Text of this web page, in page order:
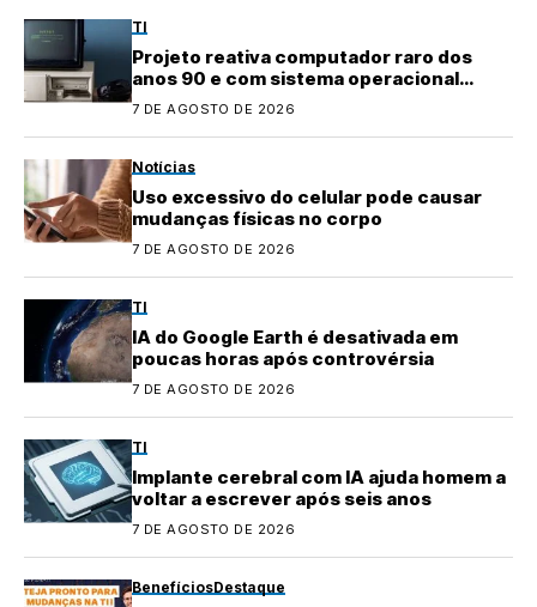
TI
Projeto reativa computador raro dos
anos 90 e com sistema operacional
quase perdido
7 DE AGOSTO DE 2026
Notícias
Uso excessivo do celular pode causar
mudanças físicas no corpo
7 DE AGOSTO DE 2026
TI
IA do Google Earth é desativada em
poucas horas após controvérsia
7 DE AGOSTO DE 2026
TI
Implante cerebral com IA ajuda homem a
voltar a escrever após seis anos
7 DE AGOSTO DE 2026
BenefíciosDestaque